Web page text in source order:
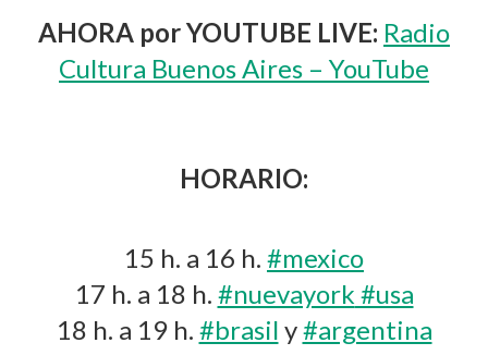
AHORA por YOUTUBE LIVE: Radio
Cultura Buenos Aires – YouTube
HORARIO:
15 h. a 16 h. #mexico
17 h. a 18 h. #nuevayork #usa
18 h. a 19 h. #brasil y#argentina